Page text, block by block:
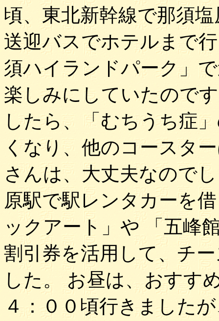
頃、東北新幹線で那須
送迎バスでホテルまで
須ハイランドパーク」
楽しみにしていたので
したら、「むちうち症
くなり、他のコースタ
さんは、大丈夫なので
原駅で駅レンタカーを
ックアート」や 「五峰
割引券を活用して、チ
した。 お昼は、おすす
４：００頃行きました